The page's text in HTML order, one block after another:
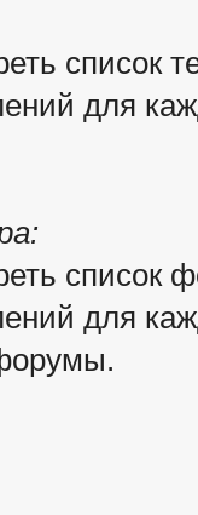
список
для
список
для